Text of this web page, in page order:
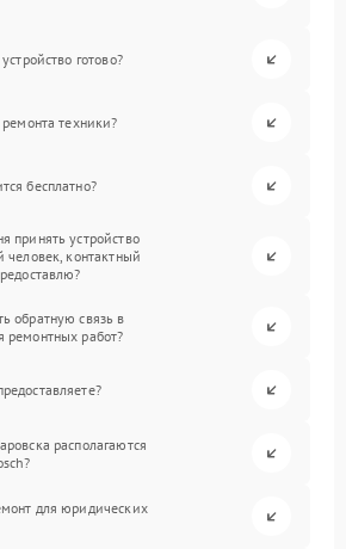
готово?
техники?
бесплатно?
принять устройство
человек, контактный
обратную связь в
ремонтных работ?
располагаются
для юридических